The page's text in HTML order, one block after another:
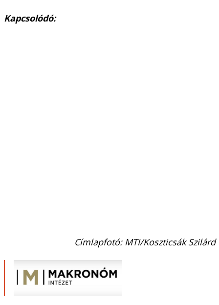
Kapcsolódó:
Címlapfotó: MTI/Koszticsák Szilárd